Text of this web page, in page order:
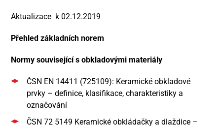
Aktualizace k 02.12.2019
Přehled základních norem
Normy související s obkladovými materiály
ČSN EN 14411 (725109): Keramické obkladové
prvky – definice, klasifikace, charakteristiky a
označování
ČSN 72 5149 Keramické obkládačky a dlaždice –